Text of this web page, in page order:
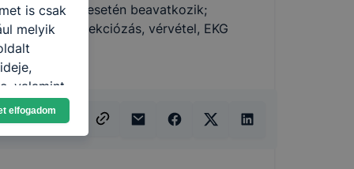
és szükség esetén beavatkozik;
pl.: injekciózás, vérvétel, EKG
is csak
melyik
valamint
elfogadom